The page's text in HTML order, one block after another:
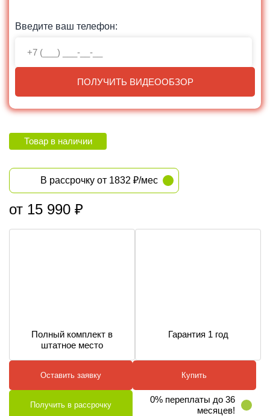
Введите ваш телефон:
ПОЛУЧИТЬ ВИДЕООБЗОР
Товар в наличии
В рассрочку от 1832 ₽/мес
от 15 990 ₽
Полный комплект в
штатное место
Гарантия 1 год
Оставить заявку Купить
Получить в рассрочку
0% переплаты до 36
месяцев!